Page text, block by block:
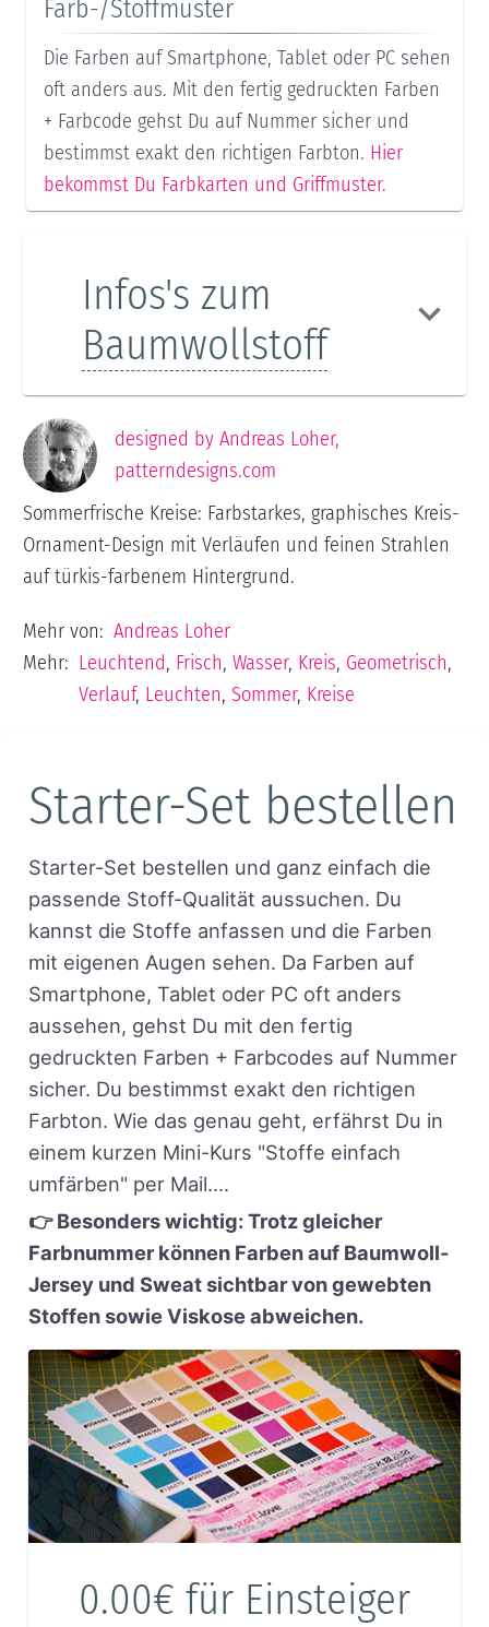
Farb-/Stoffmuster
Die Farben auf Smartphone, Tablet oder PC sehen
oft anders aus. Mit den fertig gedruckten Farben
+ Farbcode gehst Du auf Nummer sicher und
bestimmst exakt den richtigen Farbton. Hier
bekommst Du Farbkarten und Griffmuster.
Infos's zum
Baumwollstoff
designed by Andreas Loher,
patterndesigns.com
Sommerfrische Kreise: Farbstarkes, graphisches Kreis-
Ornament-Design mit Verläufen und feinen Strahlen
auf türkis-farbenem Hintergrund.
Mehr von: Andreas Loher
Mehr: Leuchtend, Frisch,Wasser, Kreis, Geometrisch,
Verlauf, Leuchten,Sommer, Kreise
Starter-Set bestellen
Starter-Set bestellen und ganz einfach die
passende Stoff-Qualität aussuchen. Du
kannst die Stoffe anfassen und die Farben
mit eigenen Augen sehen. Da Farben auf
Smartphone, Tablet oder PC oft anders
aussehen, gehst Du mit den fertig
gedruckten Farben + Farbcodes auf Nummer
sicher. Du bestimmst exakt den richtigen
Farbton. Wie das genau geht, erfährst Du in
einem kurzen Mini-Kurs "Stoffe einfach
umfärben" per Mail....
👉 Besonders wichtig: Trotz gleicher
Farbnummer können Farben auf Baumwoll-
Jersey und Sweat sichtbar von gewebten
Stoffen sowie Viskose abweichen.
0.00€ für Einsteiger